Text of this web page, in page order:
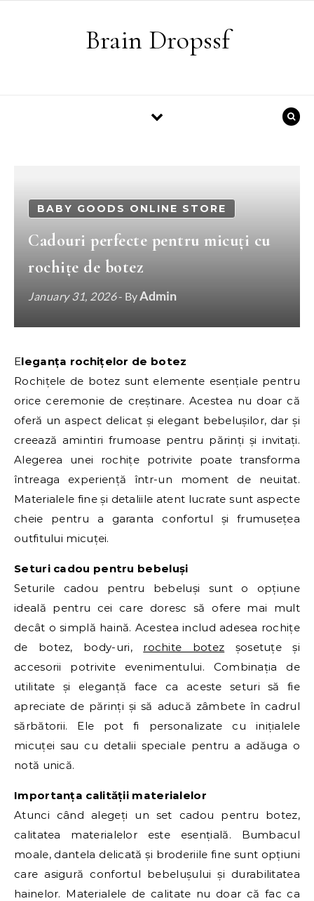
Brain Dropssf
BABY GOODS ONLINE STORE
Cadouri perfecte pentru micuți cu
rochițe de botez
January 31, 2026- ByAdmin
Eleganța rochițelor de botez
Rochițele de botez sunt elemente esențiale pentru
orice ceremonie de creștinare. Acestea nu doar că
oferă un aspect delicat și elegant bebelușilor, dar și
creează amintiri frumoase pentru părinți și invitați.
Alegerea unei rochițe potrivite poate transforma
întreaga experiență într-un moment de neuitat.
Materialele fine și detaliile atent lucrate sunt aspecte
cheie pentru a garanta confortul și frumusețea
outfitului micuței.
Seturi cadou pentru bebeluși
Seturile cadou pentru bebeluși sunt o opțiune
ideală pentru cei care doresc să ofere mai mult
decât o simplă haină. Acestea includ adesea rochițe
de botez, body-uri, rochite botez șosetuțe și
accesorii potrivite evenimentului. Combinația de
utilitate și eleganță face ca aceste seturi să fie
apreciate de părinți și să aducă zâmbete în cadrul
sărbătorii. Ele pot fi personalizate cu inițialele
micuței sau cu detalii speciale pentru a adăuga o
notă unică.
Importanța calității materialelor
Atunci când alegeți un set cadou pentru botez,
calitatea materialelor este esențială. Bumbacul
moale, dantela delicată și broderiile fine sunt opțiuni
care asigură confortul bebelușului și durabilitatea
hainelor. Materialele de calitate nu doar că fac ca